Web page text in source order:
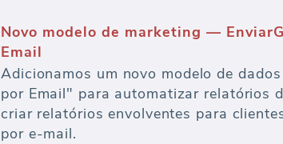
Novo modelo de marketing —
Email
Adicionamos um novo modelo de
por Email" para automatizar relatórios
criar relatórios envolventes para
por e-mail.